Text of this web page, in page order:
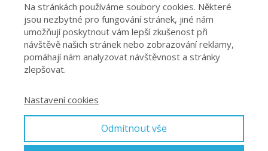
Na stránkách používáme soubory cookies. Některé
jsou nezbytné pro fungování stránek, jiné nám
umožňují poskytnout vám lepší zkušenost při
návštěvě našich stránek nebo zobrazování reklamy,
pomáhají nám analyzovat návštěvnost a stránky
zlepšovat.
Nastavení cookies
Odmítnout vše